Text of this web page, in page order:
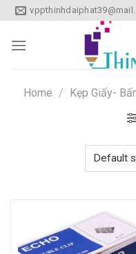
Skip
to
content
Home / Kẹp Giấy-